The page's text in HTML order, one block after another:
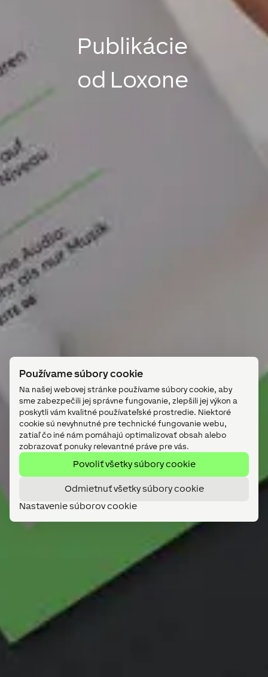
Používame súbory cookie
Na našej webovej stránke používame súbory cookie, aby
sme zabezpečili jej správne fungovanie, zlepšili jej výkon a
poskytli vám kvalitné používateľské prostredie. Niektoré
cookie sú nevyhnutné pre technické fungovanie webu,
zatiaľ čo iné nám pomáhajú optimalizovať obsah alebo
zobrazovať ponuky relevantné práve pre vás.
Povoliť všetky súbory cookie
Odmietnuť všetky súbory cookie
Nastavenie súborov cookie
Publikácie
od Loxone